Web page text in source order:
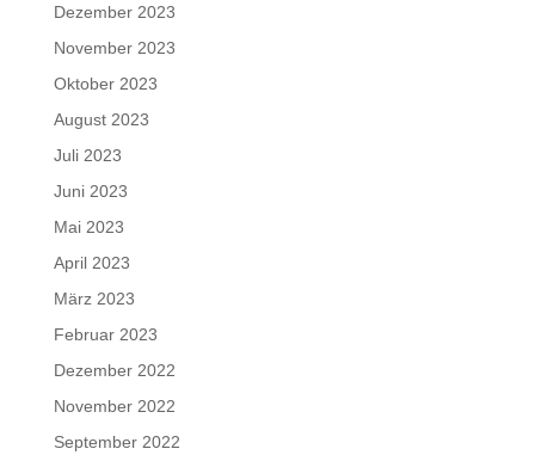
Dezember 2023
November 2023
Oktober 2023
August 2023
Juli 2023
Juni 2023
Mai 2023
April 2023
März 2023
Februar 2023
Dezember 2022
November 2022
September 2022